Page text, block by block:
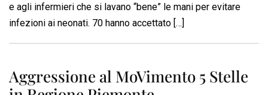
e agli infermieri che si lavano “bene” le mani per evitare
infezioni ai neonati. 70 hanno accettato […]
Aggressione al MoVimento 5 Stelle